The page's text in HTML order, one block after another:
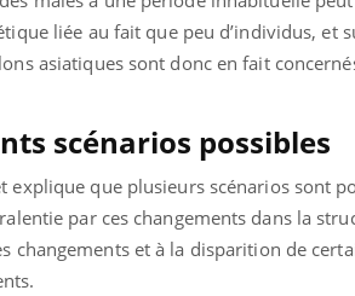
liée au fait que peu d’individus, et
asiatiques sont donc en fait
scénarios possibles
explique que plusieurs scénarios sont
par ces changements dans la
changements et à la disparition de